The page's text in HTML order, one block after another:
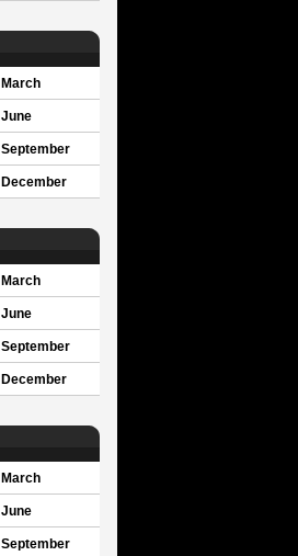
March
June
September
December
March
June
September
December
March
June
September